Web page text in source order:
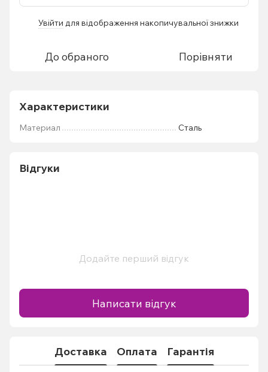
Увійти для відображення накопичувальної знижки
До обраного Порівняти
Характеристики
Материал Сталь
Відгуки
Додайте перший відгук
Написати відгук
Доставка Оплата Гарантія